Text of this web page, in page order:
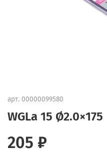
арт. 00000099580
WGLa 15 Ø2.0×175
205 ₽